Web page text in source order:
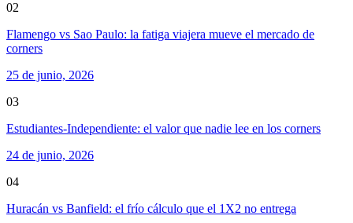
02
Flamengo vs Sao Paulo: la fatiga viajera mueve el mercado de
corners
25 de junio, 2026
03
Estudiantes-Independiente: el valor que nadie lee en los corners
24 de junio, 2026
04
Huracán vs Banfield: el frío cálculo que el 1X2 no entrega